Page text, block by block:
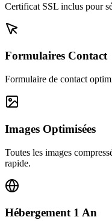
Certificat SSL inclus pour
Formulaires Contact
Formulaire de contact
Images Optimisées
Toutes les images
rapide.
Hébergement 1 An